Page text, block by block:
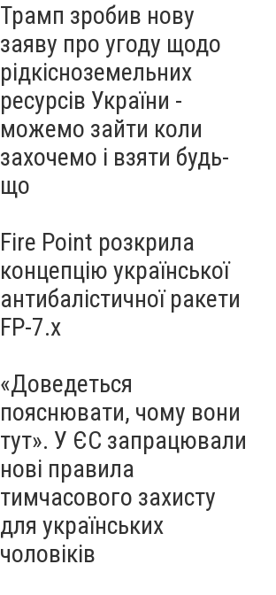
ТЦК по всій Україні
Трамп зробив нову
заяву про угоду щодо
рідкісноземельних
ресурсів України -
можемо зайти коли
захочемо і взяти будь-
що
Fire Point розкрила
концепцію української
антибалістичної ракети
FP-7.x
«Доведеться
пояснювати, чому вони
тут». У ЄС запрацювали
нові правила
тимчасового захисту
для українських
чоловіків